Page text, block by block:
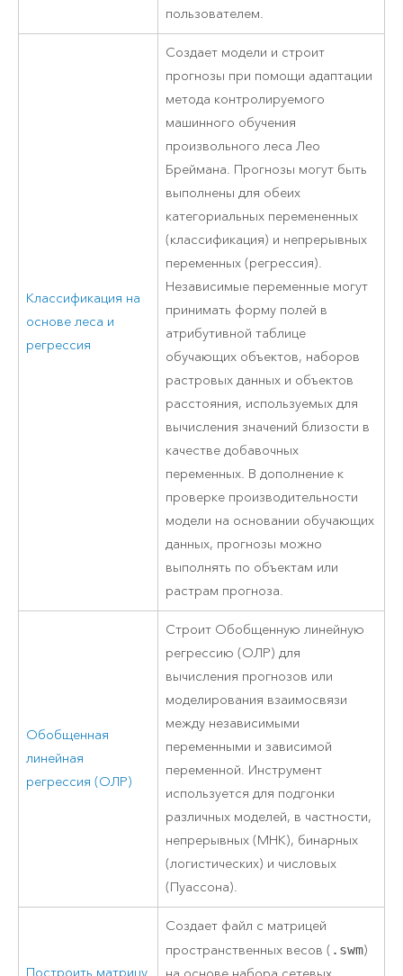
пользователем.
Классификация на
основе леса и
регрессия
Создает модели и строит
прогнозы при помощи адаптации
метода контролируемого
машинного обучения
произвольного леса Лео
Бреймана. Прогнозы могут быть
выполнены для обеих
категориальных перемененных
(классификация) и непрерывных
переменных (регрессия).
Независимые переменные могут
принимать форму полей в
атрибутивной таблице
обучающих объектов, наборов
растровых данных и объектов
расстояния, используемых для
вычисления значений близости в
качестве добавочных
переменных. В дополнение к
проверке производительности
модели на основании обучающих
данных, прогнозы можно
выполнять по объектам или
растрам прогноза.
Обобщенная
линейная
регрессия (ОЛР)
Строит Обобщенную линейную
регрессию (ОЛР) для
вычисления прогнозов или
моделирования взаимосвязи
между независимыми
переменными и зависимой
переменной. Инструмент
используется для подгонки
различных моделей, в частности,
непрерывных (МНК), бинарных
(логистических) и числовых
(Пуассона).
Создает файл с матрицей
пространственных весов ( .swm)